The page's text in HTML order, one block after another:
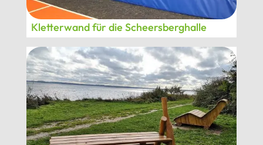
Kletterwand für die Scheersberghalle